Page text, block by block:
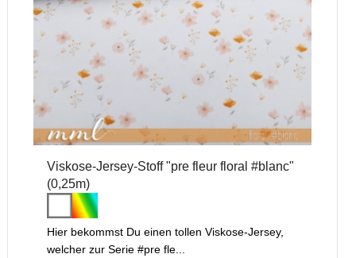
Viskose-Jersey-Stoff "pre fleur floral #blanc"
(0,25m)
Hier bekommst Du einen tollen Viskose-Jersey,
welcher zur Serie #pre fle...